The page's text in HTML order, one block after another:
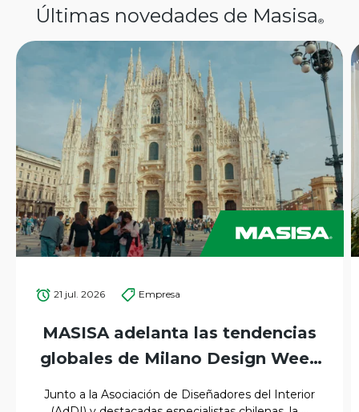
Últimas novedades de Masisa®
21 jul. 2026 Empresa
MASISA adelanta las tendencias
globales de Milano Design Week
Junto a la Asociación de Diseñadores del Interior